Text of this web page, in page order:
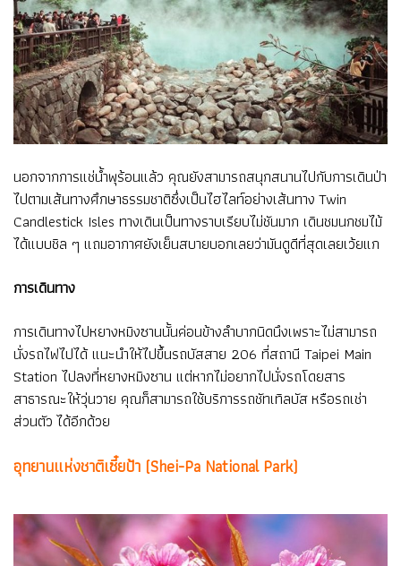
นอกจากการแช่น้ำพุร้อนแล้ว คุณยังสามารถสนุกสนานไปกับการเดินป่า
ไปตามเส้นทางศึกษาธรรมชาติซึ่งเป็นไฮไลท์อย่างเส้นทาง Twin
Candlestick Isles ทางเดินเป็นทางราบเรียบไม่ชันมาก เดินชมนกชมไม้
ได้แบบชิล ๆ แถมอากาศยังเย็นสบายบอกเลยว่ามันดูดีที่สุดเลยเว้ยแก
การเดินทาง
การเดินทางไปหยางหมิงซานนั้นค่อนข้างลำบากนิดนึงเพราะไม่สามารถ
นั่งรถไฟไปได้ แนะนำให้ไปขึ้นรถบัสสาย 206 ที่สถานี Taipei Main
Station ไปลงที่หยางหมิงซาน แต่หากไม่อยากไปนั่งรถโดยสาร
สาธารณะให้วุ่นวาย คุณก็สามารถใช้บริการรถชัทเทิลบัส หรือรถเช่า
ส่วนตัว ได้อีกด้วย
อุทยานแห่งชาติเซี๋ยป้า (Shei-Pa National Park)